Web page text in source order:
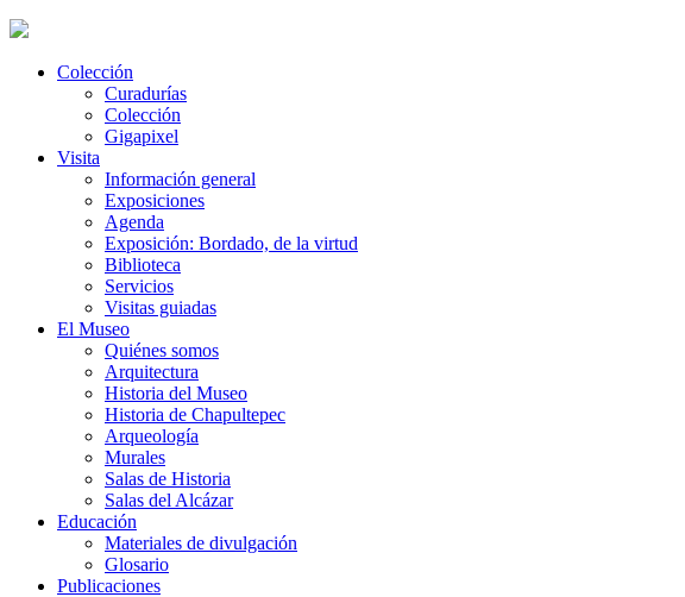
Colección
Curadurías
Colección
Gigapixel
Visita
Información general
Exposiciones
Agenda
Exposición: Bordado, de la virtud
Biblioteca
Servicios
Visitas guiadas
El Museo
Quiénes somos
Arquitectura
Historia del Museo
Historia de Chapultepec
Arqueología
Murales
Salas de Historia
Salas del Alcázar
Educación
Materiales de divulgación
Glosario
Publicaciones